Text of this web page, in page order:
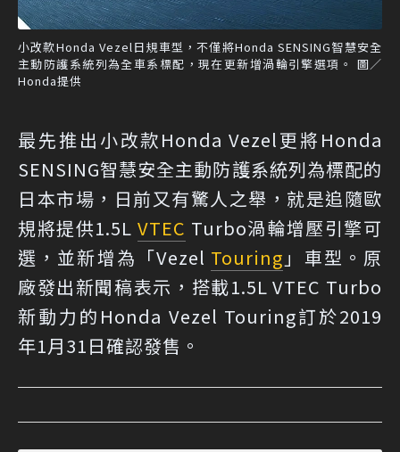
小改款Honda Vezel日規車型，不僅將Honda SENSING智慧安全
主動防護系統列為全車系標配，現在更新增渦輪引擎選項。 圖／
Honda提供
最先推出小改款Honda Vezel更將Honda
SENSING智慧安全主動防護系統列為標配的
日本市場，日前又有驚人之舉，就是追隨歐
規將提供1.5LVTEC Turbo渦輪增壓引擎可
選，並新增為「Vezel Touring 」車型。原
廠發出新聞稿表示，搭載1.5L VTEC Turbo
新動力的Honda Vezel Touring訂於2019
年1月31日確認發售。